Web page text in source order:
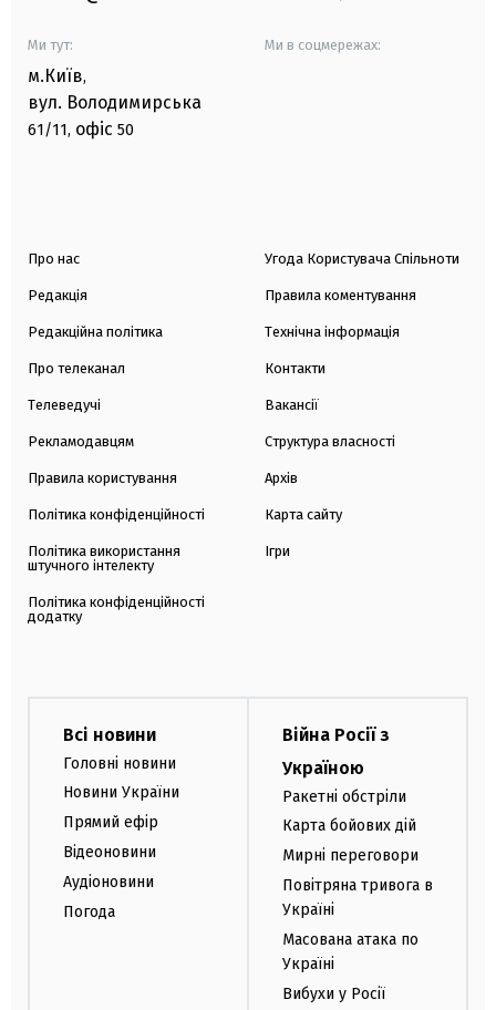
Ми тут:
м.Київ,
вул. Володимирська
61/11, офіс 50
Ми в соцмережах:
Про нас
Редакція
Редакційна політика
Про телеканал
Телеведучі
Рекламодавцям
Правила користування
Політика конфіденційності
Політика використання
штучного інтелекту
Політика конфіденційності
додатку
Угода Користувача Спільноти
Правила коментування
Технічна інформація
Контакти
Вакансії
Структура власності
Архів
Карта сайту
Ігри
Всі новини
Головні новини
Новини України
Прямий ефір
Відеоновини
Аудіоновини
Погода
Війна Росії з
Україною
Ракетні обстріли
Карта бойових дій
Мирні переговори
Повітряна тривога в
Україні
Масована атака по
Україні
Вибухи у Росії